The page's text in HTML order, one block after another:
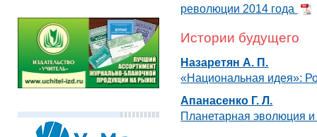
революции 2014 года
Истории будущего
Назаретян А. П.
«Национальная идея»:
Апанасенко Г. Л.
Планетарная эволюция